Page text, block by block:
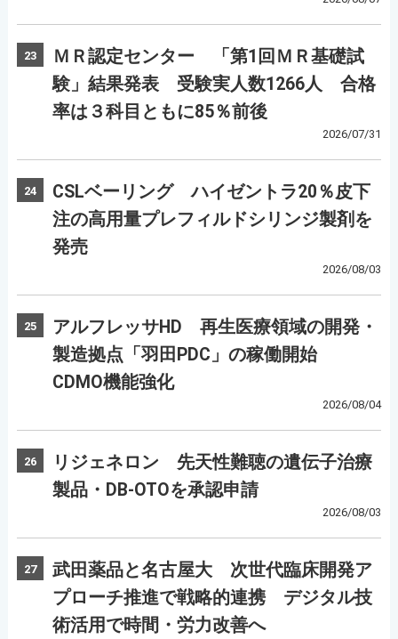
23
ＭＲ認定センター 「第1回ＭＲ基礎試
験」結果発表 受験実人数1266人 合格
率は３科目ともに85％前後
2026/07/31
24
CSLベーリング ハイゼントラ20％皮下
注の高用量プレフィルドシリンジ製剤を
発売
2026/08/03
25
アルフレッサHD 再生医療領域の開発・
製造拠点「羽田PDC」の稼働開始
CDMO機能強化
2026/08/04
26
リジェネロン 先天性難聴の遺伝子治療
製品・DB-OTOを承認申請
2026/08/03
27
武田薬品と名古屋大 次世代臨床開発ア
プローチ推進で戦略的連携 デジタル技
術活用で時間・労力改善へ